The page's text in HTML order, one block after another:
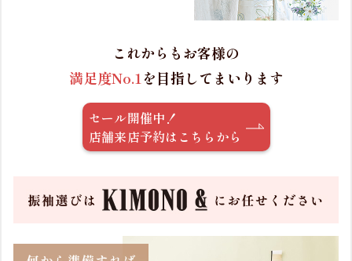
これからもお客様の
満足度No.1 を目指してまいります
セール開催中！
店舗来店予約はこちらから